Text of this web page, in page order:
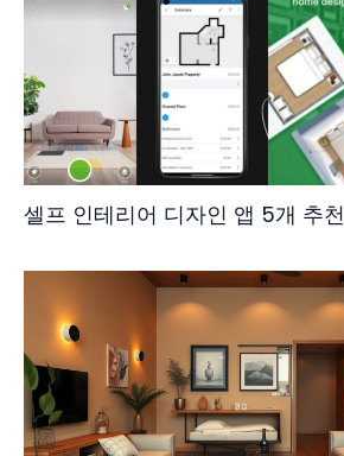
셀프 인테리어 디자인 앱 5개 추천